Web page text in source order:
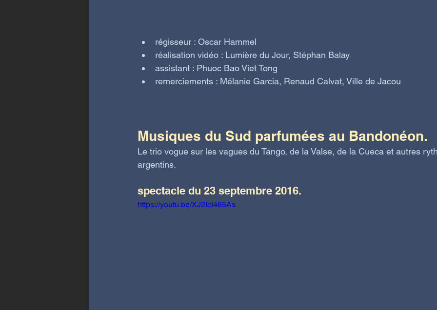
régisseur : Oscar Hammel
réalisation vidéo : Lumière du Jour, Stéphan Balay
assistant : Phuoc Bao Viet Tong
remerciements : Mélanie Garcia, Renaud Calvat, Ville de Jacou
Musiques du Sud parfumées au Bandonéon.
Le trio vogue sur les vagues du Tango, de la Valse, de la Cueca et autres
argentins.
spectacle du 23 septembre 2016.
https://youtu.be/XJ2IcI465As